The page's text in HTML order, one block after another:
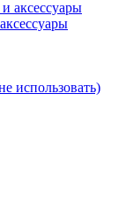
использовать)